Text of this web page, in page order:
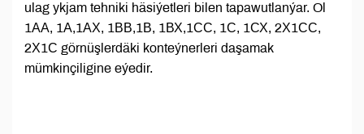
ulag ykjam tehniki häsiýetleri bilen tapawutlanýar. Ol
1АА, 1А,1АХ, 1ВВ,1В, 1ВХ,1СС, 1С, 1СХ, 2Х1СС,
2Х1С görnüşlerdäki konteýnerleri daşamak
mümkinçiligine eýedir.